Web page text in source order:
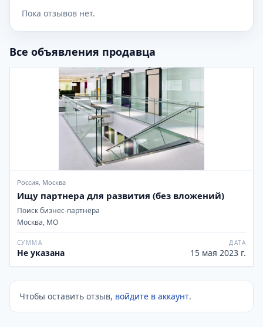
Пока отзывов нет.
Все объявления продавца
Россия, Москва
Ищу партнера для развития (без вложений)
Поиск бизнес-партнёра
Москва, МО
СУММА
Не указана
ДАТА
15 мая 2023 г.
Чтобы оставить отзыв, войдите в аккаунт.